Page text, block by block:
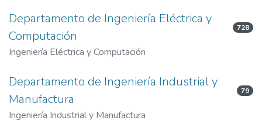
Departamento de Ingeniería Eléctrica y
Computación
728
Ingeniería Eléctrica y Computación
Departamento de Ingeniería Industrial y
Manufactura
79
Ingeniería Industrial y Manufactura